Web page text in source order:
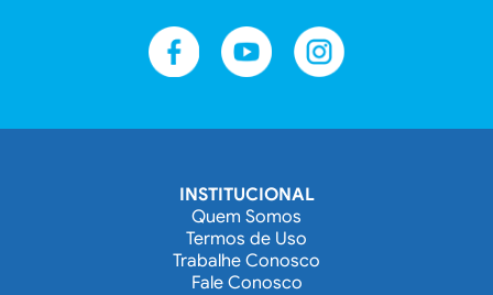
INSTITUCIONAL
Quem Somos
Termos de Uso
Trabalhe Conosco
Fale Conosco